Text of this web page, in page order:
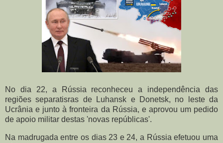
No dia 22, a Rússia reconheceu a independência das
regiões separatisras de Luhansk e Donetsk, no leste da
Ucrânia e junto à fronteira da Rússia, e aprovou um pedido
de apoio militar destas 'novas repúblicas'.
Na madrugada entre os dias 23 e 24, a Rússia efetuou uma